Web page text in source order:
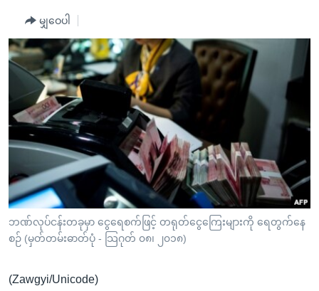
ကျော်
ကြည့်
အ
ညွန်း
သို့
ကျော်
ကြည့်
ရန်
ရန်
အစ္စရေး-ပါလက်စတိုင်း
အင်္ဂလိပ်စာလေ့လာမယ်
အမေရိကန်သုံးအီဒီယံ
မကြေးမုံရဲ့ အင်္ဂလိပ်စာ
ရုပ်ရှင်ထဲက အင်္ဂလိပ်စာ
သုတပဒေသာ အင်္ဂလိပ်စာ
အပတ်စဉ်ကဏ္ဍများ
ရေဒီယို
တီဗွီ
ရေဒီယိုနှင့်ရုပ်သံ အချက်အလက်များ
ရေဒီယို/တီဗွီအစီအစဉ်
Learning English
ဗွီအိုအေ လူမှုကွန်ယက်များ
မျှဝေပါ
ဘဏ်လုပ်ငန်းတခုမှာ ငွေရေစက်ဖြင့် တရုတ်ငွေကြေးများကို ရေတွက်နေ
စဉ် (မှတ်တမ်းဓာတ်ပုံ - သြဂုတ် ၀၈၊ ၂၀၁၈)
(Zawgyi/Unicode)